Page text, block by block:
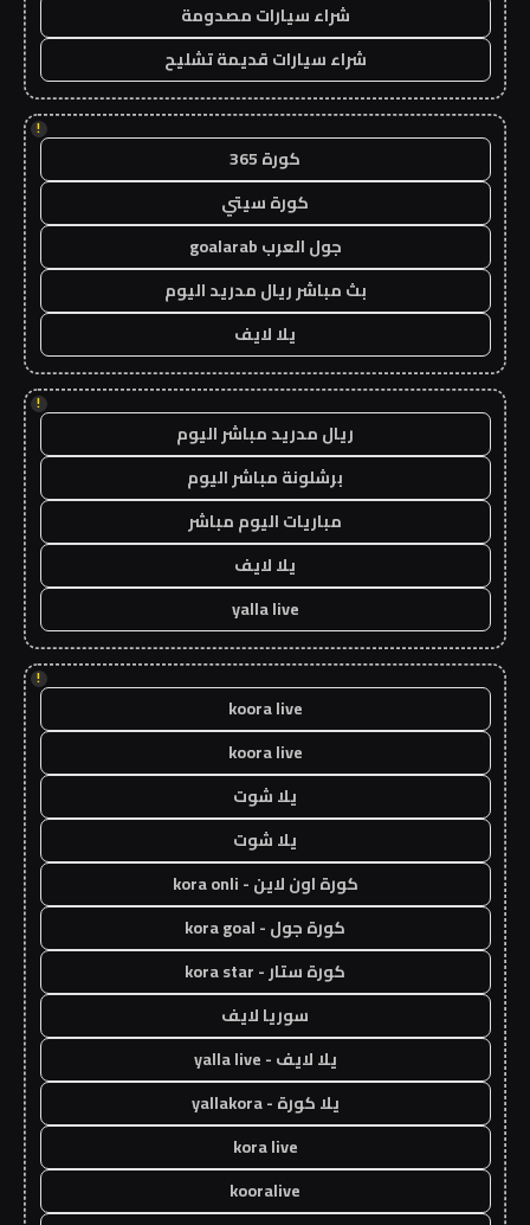
شراء سيارات مصدومة
شراء سيارات قديمة تشليح
!
كورة 365
كورة سيتي
جول العرب goalarab
بث مباشر ريال مدريد اليوم
يلا لايف
!
ريال مدريد مباشر اليوم
برشلونة مباشر اليوم
مباريات اليوم مباشر
يلا لايف
yalla live
!
koora live
koora live
يلا شوت
يلا شوت
كورة اون لاين - kora onli
كورة جول - kora goal
كورة ستار - kora star
سوريا لايف
يلا لايف - yalla live
يلا كورة - yallakora
kora live
kooralive